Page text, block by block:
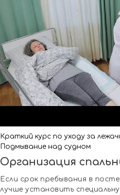
Краткий курс по уходу за
Подмывание над судном
Организация
Если срок пребывания в
лучше установить